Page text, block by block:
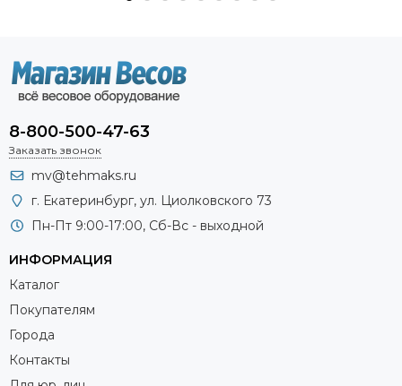
8-800-500-47-63
Заказать звонок
mv@tehmaks.ru
г. Екатеринбург, ул. Циолковского 73
Пн-Пт 9:00-17:00, Сб-Вс - выходной
ИНФОРМАЦИЯ
Каталог
Покупателям
Города
Контакты